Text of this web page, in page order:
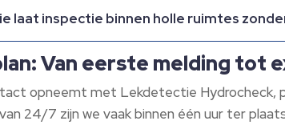
laat inspectie binnen holle ruimtes
Van eerste melding tot
opneemt met Lekdetectie Hydrocheck,
24/7 zijn we vaak binnen één uur ter